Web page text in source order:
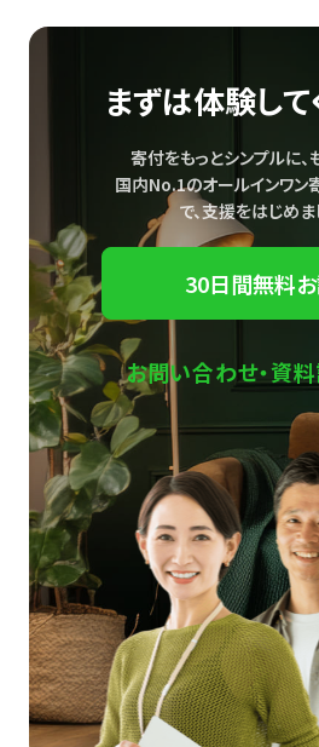
まずは体験して
寄付をもっとシンプルに、
国内No.1のオールインワン
で、支援をはじめま
30日間無料
お問い合わせ・資